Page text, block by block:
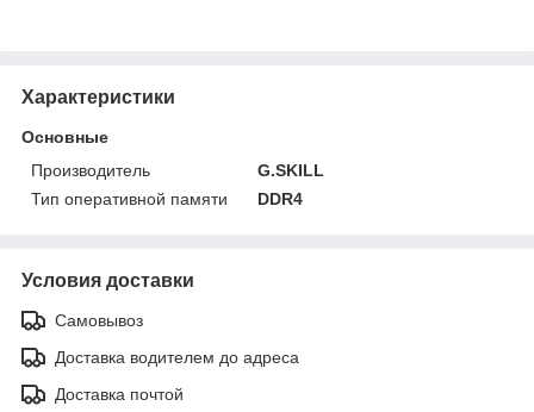
Характеристики
Основные
Производитель
G.SKILL
Тип оперативной памяти
DDR4
Условия доставки
Самовывоз
Доставка водителем до адреса
Доставка почтой